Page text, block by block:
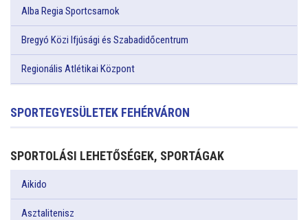
Alba Regia Sportcsarnok
Bregyó Közi Ifjúsági és Szabadidőcentrum
Regionális Atlétikai Központ
SPORTEGYESÜLETEK FEHÉRVÁRON
SPORTOLÁSI LEHETŐSÉGEK, SPORTÁGAK
Aikido
Asztalitenisz